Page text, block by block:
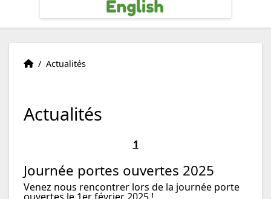
Accueil
Accueil
/ Actualités
Actualités
1
Journée portes ouvertes 2025
Venez nous rencontrer lors de la journée porte